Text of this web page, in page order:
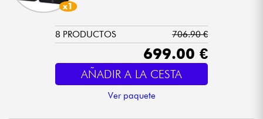
x1
8 PRODUCTOS 706.90 €
699.00 €
AÑADIR A LA CESTA
Ver paquete